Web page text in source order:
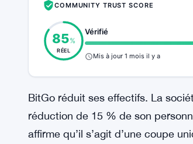
COMMUNITY TRUST SCORE
85%
RÉEL
Vérifié
Mis à jour 1 mois il y a
BitGo réduit ses effectifs. La
réduction de 15 % de son
affirme qu’il s’agit d’une coupe